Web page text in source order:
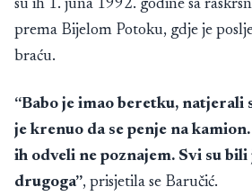
su ih 1. juna 1992. godine sa
prema Bijelom Potoku, gdje je
braću.
“Babo je imao beretku, natjerali
je krenuo da se penje na
ih odveli ne poznajem. Svi su bili
drugoga”, prisjetila se Baručić.